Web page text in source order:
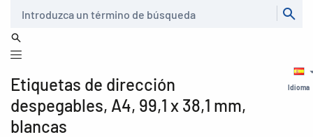
Idioma
Etiquetas de dirección
despegables, A4, 99,1 x 38,1 mm,
blancas